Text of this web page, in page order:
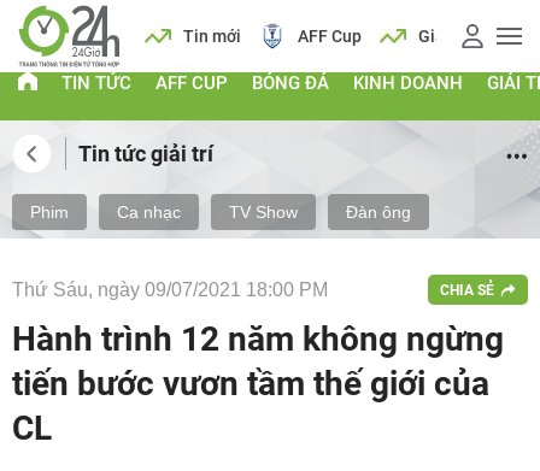
Lịch Tin mới AFF Cup Giá vàng
TIN TỨC AFF CUP BÓNG ĐÁ KINH DOANH GIẢI
Tin tức giải trí
Phim Ca nhạc TV Show Đàn ông
Thứ Sáu, ngày 09/07/2021 18:00 PM CHIA SẺ
Hành trình 12 năm không ngừng
tiến bước vươn tầm thế giới của
CL